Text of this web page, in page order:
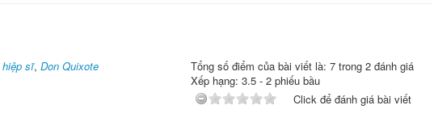
hiệp sĩ, Don Quixote
Tổng số điểm của bài viết là: 7 trong 2 đánh giá
Xếp hạng: 3.5- 2phiếu bầu
Click để đánh giá bài viết